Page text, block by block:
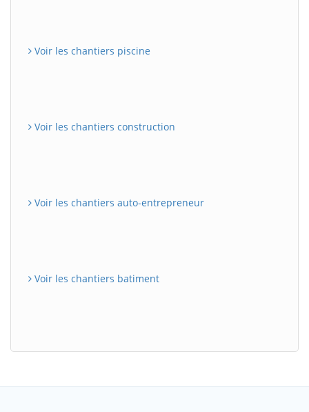
Voir les chantiers piscine
Voir les chantiers construction
Voir les chantiers auto-entrepreneur
Voir les chantiers batiment